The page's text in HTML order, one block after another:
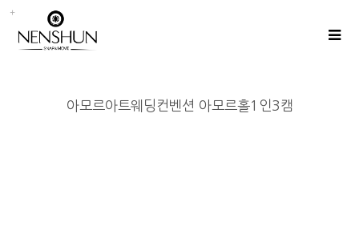
아모르아트웨딩컨벤션 아모르홀1인3캠